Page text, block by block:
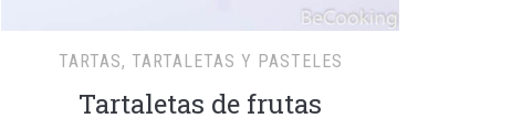
TARTAS, TARTALETAS Y PASTELES
Tartaletas de frutas